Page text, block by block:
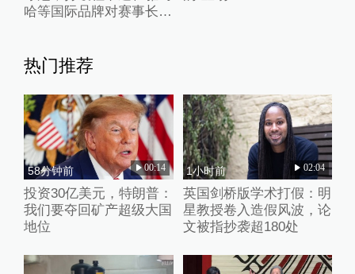
哈等国际品牌对赛事长期
热门推荐
58分钟前 00:14
投资30亿美元，特朗普：
我们要夺回矿产超级大国
地位
1小时前 02:04
英国剑桥版学术打假：明
星教授卷入造假风波，论
文被指抄袭超180处